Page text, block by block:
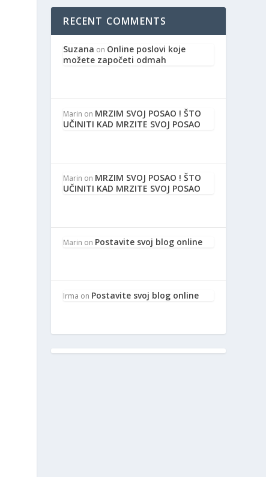
RECENT COMMENTS
Suzana on Online poslovi koje
možete započeti odmah
Marin on MRZIM SVOJ POSAO ! ŠTO
UČINITI KAD MRZITE SVOJ POSAO
Marin on MRZIM SVOJ POSAO ! ŠTO
UČINITI KAD MRZITE SVOJ POSAO
Marin on Postavite svoj blog online
Irma on Postavite svoj blog online